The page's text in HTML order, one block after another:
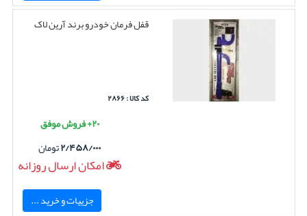
قفل فرمان خودرو برند آرین لاک
کد کالا : ۲۸۶۶
۲۰+ فروش موفق
۲/۴۵۸/۰۰۰تومان
امکان ارسال روزانه
جزییات و خرید ...